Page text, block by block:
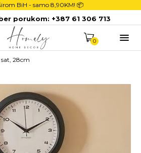
BiH - samo 8,90KM! 📦
porukom: +387 61 306 713
0 
28cm